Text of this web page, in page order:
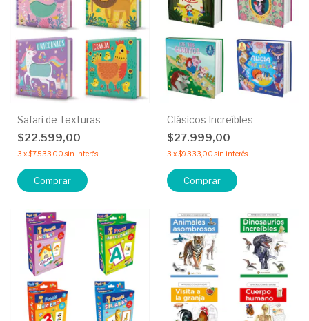
Safari de Texturas
$22.599,00
3 x$7.533,00 sin interés
Comprar
Clásicos Increíbles
$27.999,00
3 x$9.333,00 sin interés
Comprar